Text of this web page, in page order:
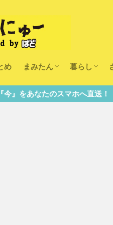
め まみたん
まみたんイベント・おで
習い事・キャンペーン
幼稚園・こども園・保育
暮らし
医療
美容・健康
大人の習い
キッズ
子供の教育
子供の習い
おしごと
送！